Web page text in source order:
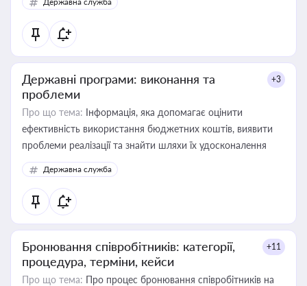
Державні програми: виконання та
проблеми
+3
Про що тема: Інформація, яка допомагає оцінити
ефективність використання бюджетних коштів, виявити
проблеми реалізації та знайти шляхи їх удосконалення
Державна служба
Бронювання співробітників: категорії,
процедура, терміни, кейси
+11
Про що тема: Про процес бронювання співробітників на